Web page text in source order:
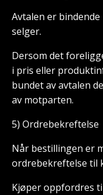
Avtalen er
selger.
Dersom det
i pris eller
bundet av avtalen
av motparten.
5) Ordrebekreftelse
Når bestillingen er
ordrebekreftelse til
Kjøper oppfordres